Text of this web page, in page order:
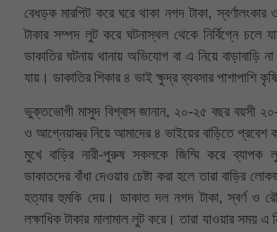
বেধড়ক মারপিট করে ঘরে থাকা নগদ টাকা,
টাকার সম্পদ লুট করে ঘটনাস্থল থেকে নির্বিগ্নে চলে
ডাকাতির ঘটনায় থানায় অভিযোগ বা এ নিয়ে বাড়াবাড়ি
যায়। ডাকাতির শিকার ৪ ভাই ক্ষুদ্র ব্যবসার পাশাপাশি
ভুক্তভোগী মাসুদ বিশ্বাস জানান, ২০-২৫ বছর বয়সী
ও আগ্নেয়াস্ত্র নিয়ে আমাদের ৪ ভাইয়ের বাড়িতে প্রবেশ
মুখে বাড়ির নারী-পুরুষ সকলকে জিম্মি করে ব্যাপক
ডাকাতদের বাঁধা দেওয়ার চেষ্টা করা হলে তারা বাড়ির
হত্যার হুমকি দেয়। ডাকাত দল নগদ টাকা, স্বর্ণ ও
লক্ষাধিক টাকার মালামাল লুট করে। তারা যাওয়ার সময় এ